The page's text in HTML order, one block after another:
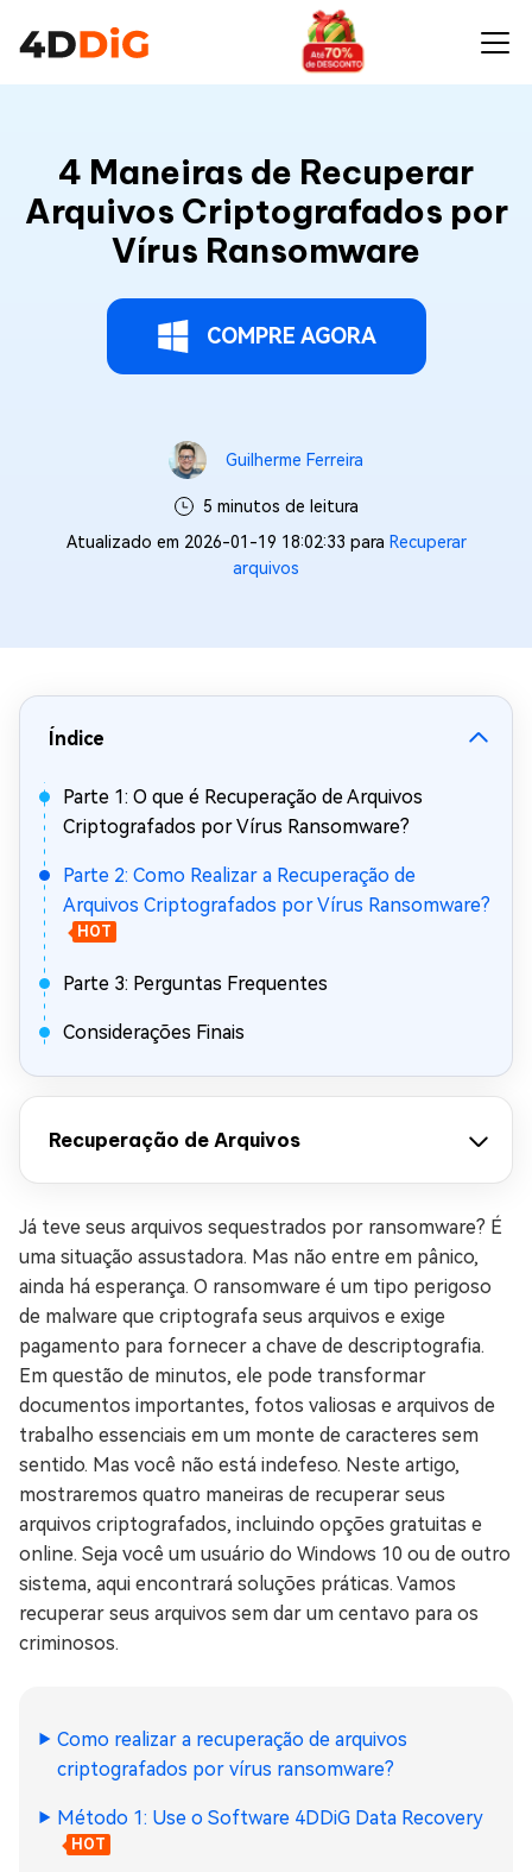
4 Maneiras de Recuperar
Arquivos Criptografados por
Vírus Ransomware
COMPRE AGORA
Guilherme Ferreira
5 minutos de leitura
Atualizado em 2026-01-19 18:02:33 para Recuperar
arquivos
Índice
Parte 1: O que é Recuperação de Arquivos
Criptografados por Vírus Ransomware?
Parte 2: Como Realizar a Recuperação de
Arquivos Criptografados por Vírus Ransomware?
HOT
Parte 3: Perguntas Frequentes
Considerações Finais
Recuperação de Arquivos
Já teve seus arquivos sequestrados por ransomware? É
uma situação assustadora. Mas não entre em pânico,
ainda há esperança. O ransomware é um tipo perigoso
de malware que criptografa seus arquivos e exige
pagamento para fornecer a chave de descriptografia.
Em questão de minutos, ele pode transformar
documentos importantes, fotos valiosas e arquivos de
trabalho essenciais em um monte de caracteres sem
sentido. Mas você não está indefeso. Neste artigo,
mostraremos quatro maneiras de recuperar seus
arquivos criptografados, incluindo opções gratuitas e
online. Seja você um usuário do Windows 10 ou de outro
sistema, aqui encontrará soluções práticas. Vamos
recuperar seus arquivos sem dar um centavo para os
criminosos.
Como realizar a recuperação de arquivos
criptografados por vírus ransomware?
Método 1: Use o Software 4DDiG Data Recovery
HOT